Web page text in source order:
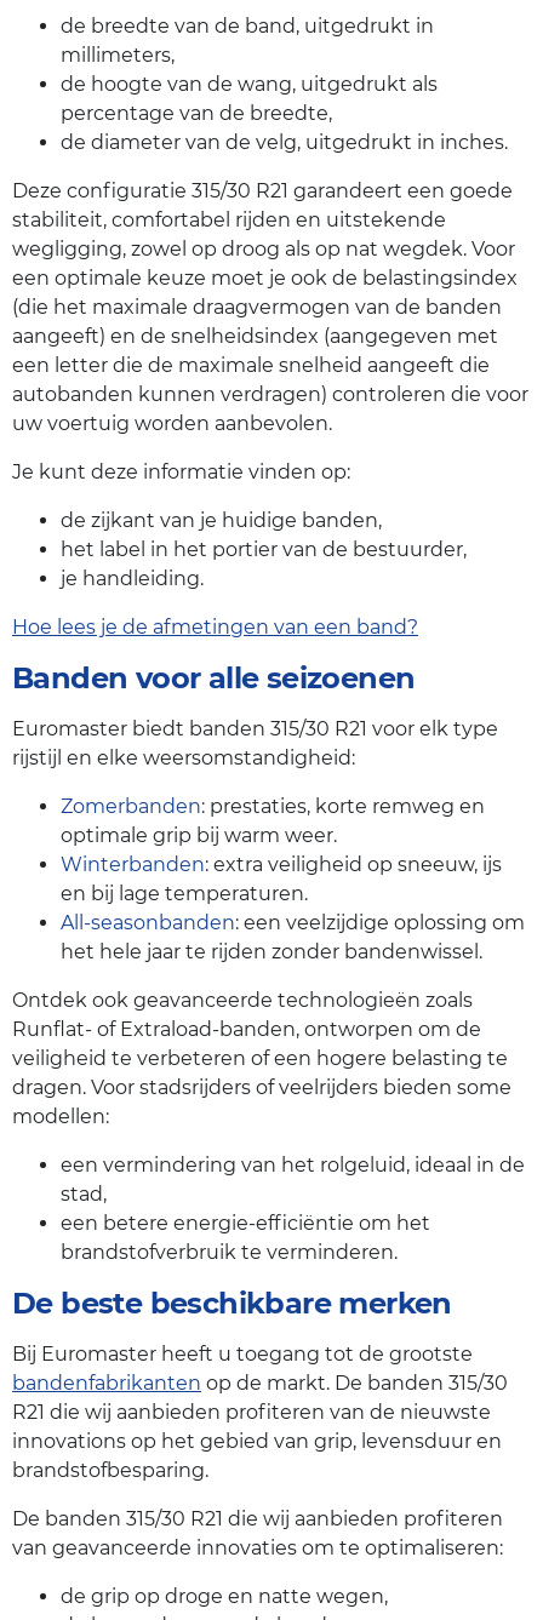
de breedte van de band, uitgedrukt in
millimeters,
de hoogte van de wang, uitgedrukt als
percentage van de breedte,
de diameter van de velg, uitgedrukt in inches.
Deze configuratie 315/30 R21 garandeert een goede
stabiliteit, comfortabel rijden en uitstekende
wegligging, zowel op droog als op nat wegdek. Voor
een optimale keuze moet je ook de belastingsindex
(die het maximale draagvermogen van de banden
aangeeft) en de snelheidsindex (aangegeven met
een letter die de maximale snelheid aangeeft die
autobanden kunnen verdragen) controleren die voor
uw voertuig worden aanbevolen.
Je kunt deze informatie vinden op:
de zijkant van je huidige banden,
het label in het portier van de bestuurder,
je handleiding.
Hoe lees je de afmetingen van een band?
Banden voor alle seizoenen
Euromaster biedt banden 315/30 R21 voor elk type
rijstijl en elke weersomstandigheid:
Zomerbanden: prestaties, korte remweg en
optimale grip bij warm weer.
Winterbanden: extra veiligheid op sneeuw, ijs
en bij lage temperaturen.
All-seasonbanden: een veelzijdige oplossing om
het hele jaar te rijden zonder bandenwissel.
Ontdek ook geavanceerde technologieën zoals
Runflat- of Extraload-banden, ontworpen om de
veiligheid te verbeteren of een hogere belasting te
dragen. Voor stadsrijders of veelrijders bieden some
modellen:
een vermindering van het rolgeluid, ideaal in de
stad,
een betere energie-efficiëntie om het
brandstofverbruik te verminderen.
De beste beschikbare merken
Bij Euromaster heeft u toegang tot de grootste
bandenfabrikanten op de markt. De banden 315/30
R21 die wij aanbieden profiteren van de nieuwste
innovations op het gebied van grip, levensduur en
brandstofbesparing.
De banden 315/30 R21 die wij aanbieden profiteren
van geavanceerde innovaties om te optimaliseren:
de grip op droge en natte wegen,